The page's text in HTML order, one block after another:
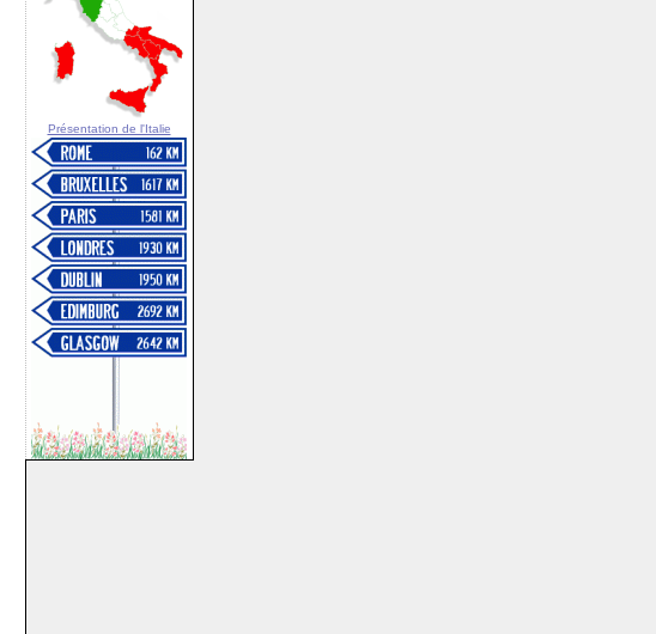
Présentation de l'Italie